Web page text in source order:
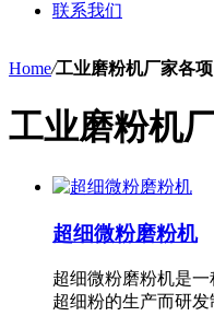
联系我们
Home/工业磨粉机厂家各项
工业磨粉机
超细微粉磨粉机
超细微粉磨粉机是
超细粉的生产而研